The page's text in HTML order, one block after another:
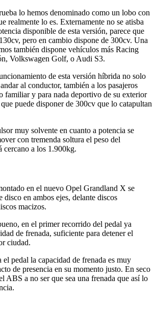
lo hemos denominado como un lobo con
realmente lo es. Externamente no se atisba
disponible de esta versión, parece que
pero en cambio dispone de 300cv. Una
también dispone vehículos más Racing
Volkswagen Golf, o Audi S3.
de esta versión híbrida no solo
al conductor, también a los pasajeros
familiar y para nada deportivo de su exterior
puede disponer de 300cv que lo catapultan
muy solvente en cuanto a potencia se
con tremenda soltura el peso del
cercano a los 1.900kg.
en el nuevo Opel Grandland X se
disco en ambos ejes, delante discos
macizos.
en el primer recorrido del pedal ya
de frenada, suficiente para detener el
ciudad.
pedal la capacidad de frenada es muy
de presencia en su momento justo. En seco
ABS a no ser que sea una frenada que así lo